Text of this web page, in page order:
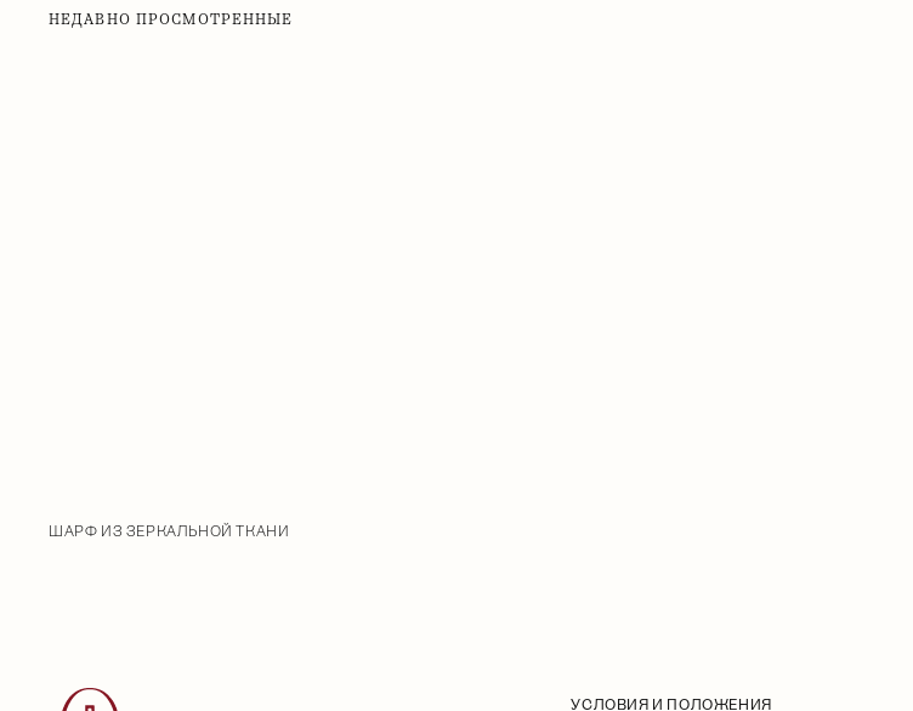
НЕДАВНО ПРОСМОТРЕННЫЕ
ШАРФ ИЗ ЗЕРКАЛЬНОЙ ТКАНИ
УСЛОВИЯ И ПОЛОЖЕНИЯ